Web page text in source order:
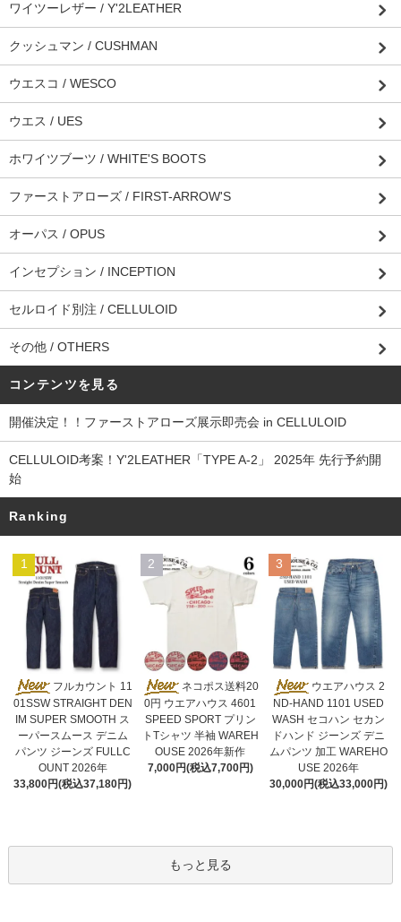
ワイツーレザー / Y'2LEATHER
クッシュマン / CUSHMAN
ウエスコ / WESCO
ウエス / UES
ホワイツブーツ / WHITE'S BOOTS
ファーストアローズ / FIRST-ARROW'S
オーパス / OPUS
インセプション / INCEPTION
セルロイド別注 / CELLULOID
その他 / OTHERS
コンテンツを見る
開催決定！！ファーストアローズ展示即売会 in CELLULOID
CELLULOID考案！Y'2LEATHER「TYPE A-2」 2025年 先行予約開
始
Ranking
1
フルカウント 11
01SSW STRAIGHT DEN
IM SUPER SMOOTH ス
ーパースムース デニム
パンツ ジーンズ FULLC
OUNT 2026年
33,800円(税込37,180円)
2
ネコポス送料20
0円 ウエアハウス 4601
SPEED SPORT プリン
トTシャツ 半袖 WAREH
OUSE 2026年新作
7,000円(税込7,700円)
3
ウエアハウス 2
ND-HAND 1101 USED
WASH セコハン セカン
ドハンド ジーンズ デニ
ムパンツ 加工 WAREHO
USE 2026年
30,000円(税込33,000円)
もっと見る